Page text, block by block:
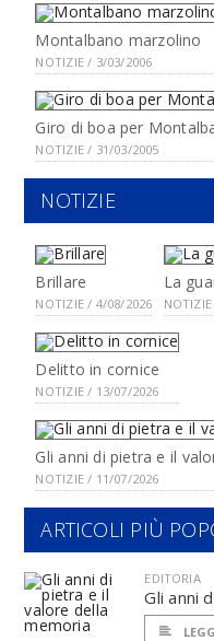
Montalbano marzolino
NOTIZIE / 3/03/2006
Giro di boa per
NOTIZIE / 31/03/2005
NOTIZIE
Brillare
NOTIZIE / 4/08/2026
La
Delitto in cornice
NOTIZIE / 13/07/2026
Gli anni di pietra e il
NOTIZIE / 11/07/2026
ARTICOLI PIÙ
EDITORIA
Gli anni